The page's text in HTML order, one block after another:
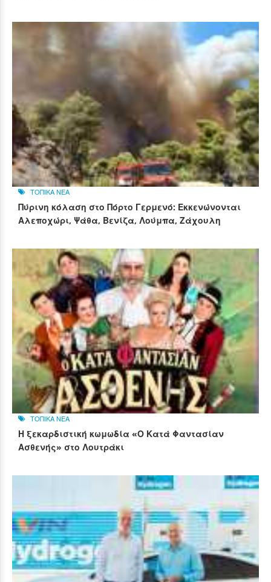
ΤΟΠΙΚΑ ΝΕΑ
Πύρινη κόλαση στο Πόρτο Γερμενό: Εκκενώνονται
Αλεποχώρι, Ψάθα, Βενίζα, Λούμπα, Ζάχουλη
ΤΟΠΙΚΑ ΝΕΑ
Η ξεκαρδιστική κωμωδία «Ο Κατά Φαντασίαν
Ασθενής» στο Λουτράκι